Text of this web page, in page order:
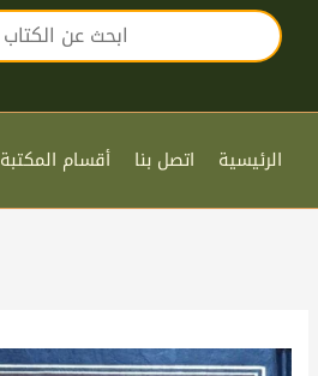
الرئيسية اتصل بنا أقسام المكتبة